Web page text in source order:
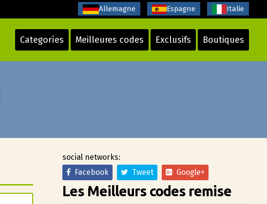
Categoríes Meilleures codes Exclusifs Boutiques
Allemagne Espagne Italie
social networks:
Facebook
Tweet Google+
Les Meilleurs codes remise